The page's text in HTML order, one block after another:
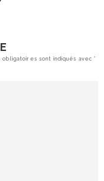
obligatoires sont indiqués avec*